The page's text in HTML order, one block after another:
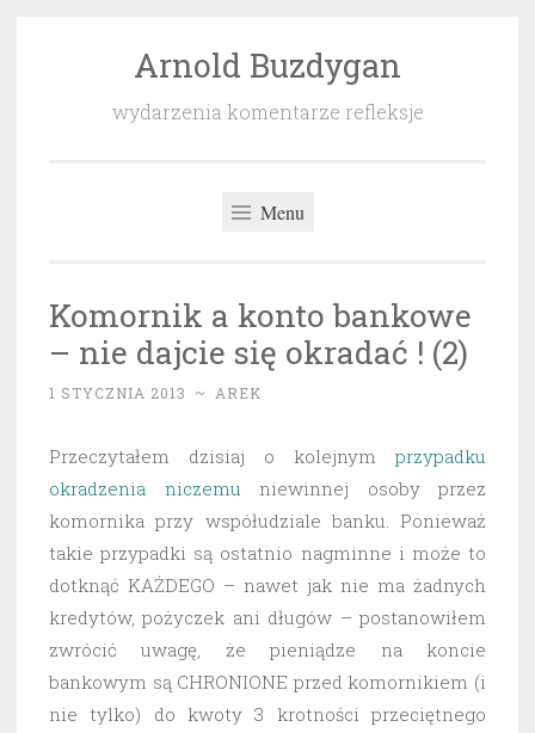
Arnold Buzdygan
wydarzenia komentarze refleksje
Menu
Komornik a konto bankowe
– nie dajcie się okradać ! (2)
1 STYCZNIA 2013 ~ AREK
Przeczytałem dzisiaj o kolejnym przypadku
okradzenia niczemu niewinnej osoby przez
komornika przy współudziale banku. Ponieważ
takie przypadki są ostatnio nagminne i może to
dotknąć KAŻDEGO – nawet jak nie ma żadnych
kredytów, pożyczek ani długów – postanowiłem
zwrócić uwagę, że pieniądze na koncie
bankowym są CHRONIONE przed komornikiem (i
nie tylko) do kwoty 3 krotności przeciętnego